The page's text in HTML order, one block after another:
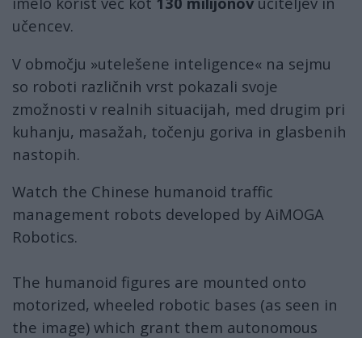
učencev.
V območju »utelešene inteligence« na sejmu
so roboti različnih vrst pokazali svoje
zmožnosti v realnih situacijah, med drugim pri
kuhanju, masažah, točenju goriva in glasbenih
nastopih.
Watch the Chinese humanoid traffic
management robots developed by AiMOGA
Robotics.
The humanoid figures are mounted onto
motorized, wheeled robotic bases (as seen in
the image) which grant them autonomous